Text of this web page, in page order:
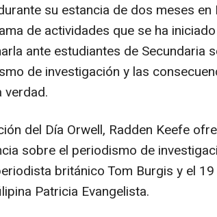
su estancia de dos meses en
de actividades que se ha
ante estudiantes de Secundaria
de investigación y las
verdad.
del Día Orwell, Radden Keefe
sobre el periodismo de
británico Tom Burgis y el
Patricia Evangelista.